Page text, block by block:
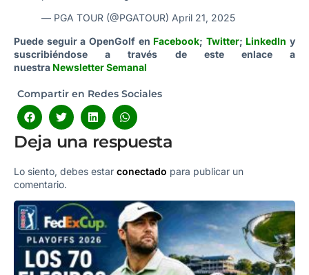
— PGA TOUR (@PGATOUR) April 21, 2025
Puede seguir a OpenGolf en Facebook; Twitter; LinkedIn y
suscribiéndose a través de este enlace a
nuestra Newsletter Semanal
Compartir en Redes Sociales
Deja una respuesta
Lo siento, debes estar conectado para publicar un
comentario.